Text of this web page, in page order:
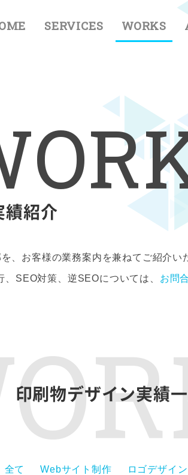
SERVICES WORKS
OR
績紹介
、お客様の業務案内を兼ねてご紹介い
SEO対策、逆SEOについては、 お問
印刷物デザイン実績
全て Webサイト制作 ロゴデザイン